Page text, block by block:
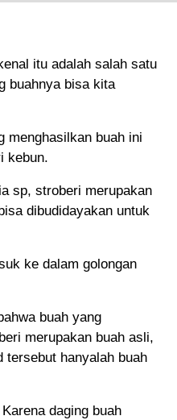
itu adalah salah satu
buahnya bisa kita
menghasilkan buah ini
kebun.
sp, stroberi merupakan
dibudidayakan untuk
ke dalam golongan
buah yang
merupakan buah asli,
tersebut hanyalah buah
daging buah